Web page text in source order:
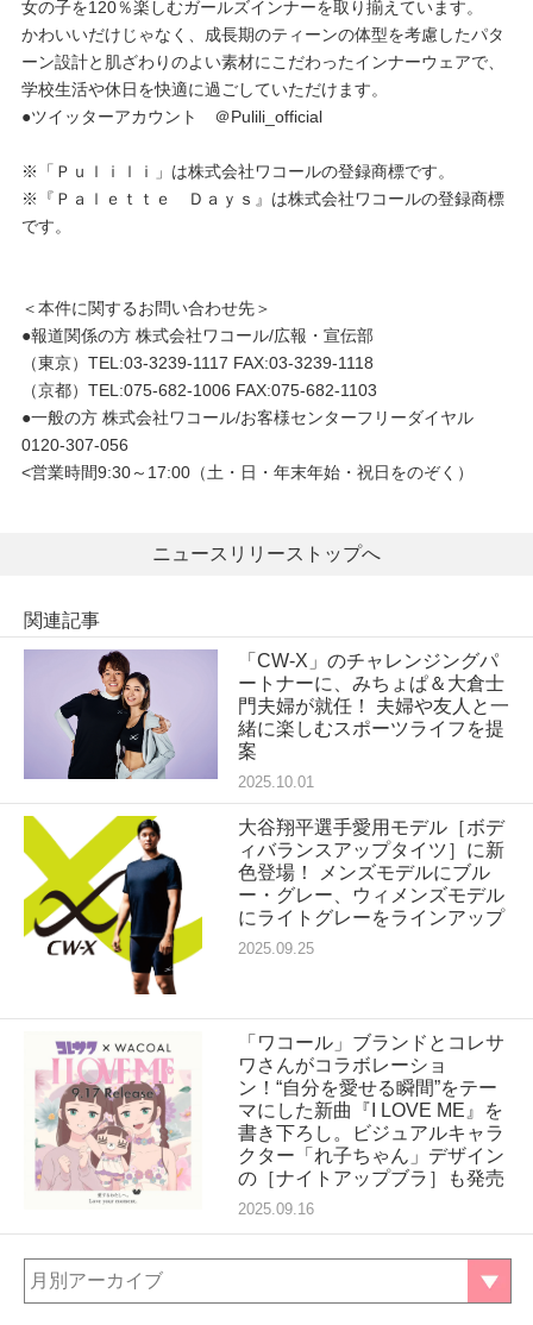
女の子を120％楽しむガールズインナーを取り揃えています。
かわいいだけじゃなく、成長期のティーンの体型を考慮したパタ
ーン設計と肌ざわりのよい素材にこだわったインナーウェアで、
学校生活や休日を快適に過ごしていただけます。
●ツイッターアカウント ＠Pulili_official
※「Ｐｕｌｉｌｉ」は株式会社ワコールの登録商標です。
※『Ｐａｌｅｔｔｅ Ｄａｙｓ』は株式会社ワコールの登録商標
です。
＜本件に関するお問い合わせ先＞
●報道関係の方 株式会社ワコール/広報・宣伝部
（東京）TEL:03-3239-1117 FAX:03-3239-1118
（京都）TEL:075-682-1006 FAX:075-682-1103
●一般の方 株式会社ワコール/お客様センターフリーダイヤル
0120-307-056
<営業時間9:30～17:00（土・日・年末年始・祝日をのぞく）
ニュースリリーストップへ
関連記事
「CW-X」のチャレンジングパ
ートナーに、みちょぱ＆大倉士
門夫婦が就任！ 夫婦や友人と一
緒に楽しむスポーツライフを提
案
2025.10.01
大谷翔平選手愛用モデル［ボデ
ィバランスアップタイツ］に新
色登場！ メンズモデルにブル
ー・グレー、ウィメンズモデル
にライトグレーをラインアップ
2025.09.25
「ワコール」ブランドとコレサ
ワさんがコラボレーショ
ン！“自分を愛せる瞬間”をテー
マにした新曲『I LOVE ME』を
書き下ろし。ビジュアルキャラ
クター「れ子ちゃん」デザイン
の［ナイトアップブラ］も発売
2025.09.16
月別アーカイブ